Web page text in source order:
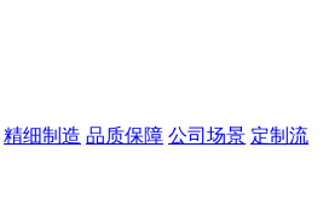
精细制造 品质保障 公司场景 定制流